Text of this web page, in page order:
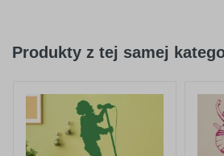
Produkty z tej samej